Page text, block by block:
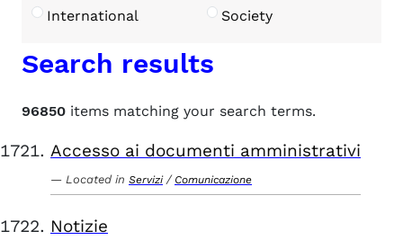
International
Society
Search results
96850 items matching your search terms.
Accesso ai documenti amministrativi
Located in Servizi / Comunicazione
Notizie